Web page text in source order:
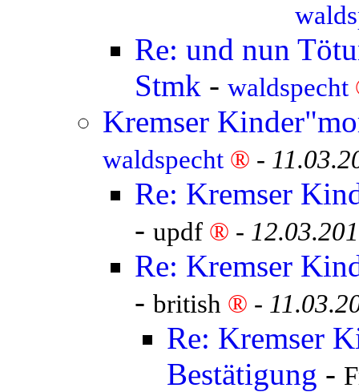
Re: und nun
Stmk - waldspecht
Kremser
waldspecht ® -
Re: Kremser
- updf ® -
Re: Kremser
- british ® -
Re: Kremser
Bestätigung -